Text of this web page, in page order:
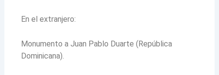
En el extranjero:
Monumento a Juan Pablo Duarte (República
Dominicana).